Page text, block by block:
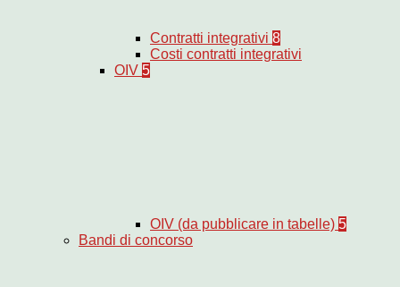
Contratti integrativi 8
Costi contratti integrativi
OIV 5
OIV (da pubblicare in tabelle) 5
Bandi di concorso